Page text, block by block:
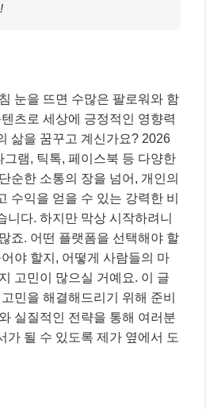
눈을 뜨면 수많은 팔로워와 함
츠로 세상에 긍정적인 영향력
삶을 꿈꾸고 계신가요? 2026
그램, 틱톡, 페이스북 등 다양한
순한 소통의 장을 넘어, 개인의
수익을 얻을 수 있는 강력한 비
니다. 하지만 막상 시작하려니
죠. 어떤 플랫폼을 선택해야 할
야 할지, 어떻게 사람들의 마
고민이 많으실 거예요. 이 글
민을 해결해드리기 위해 준비
실질적인 전략을 통해 여러분
가 될 수 있도록 제가 옆에서 도